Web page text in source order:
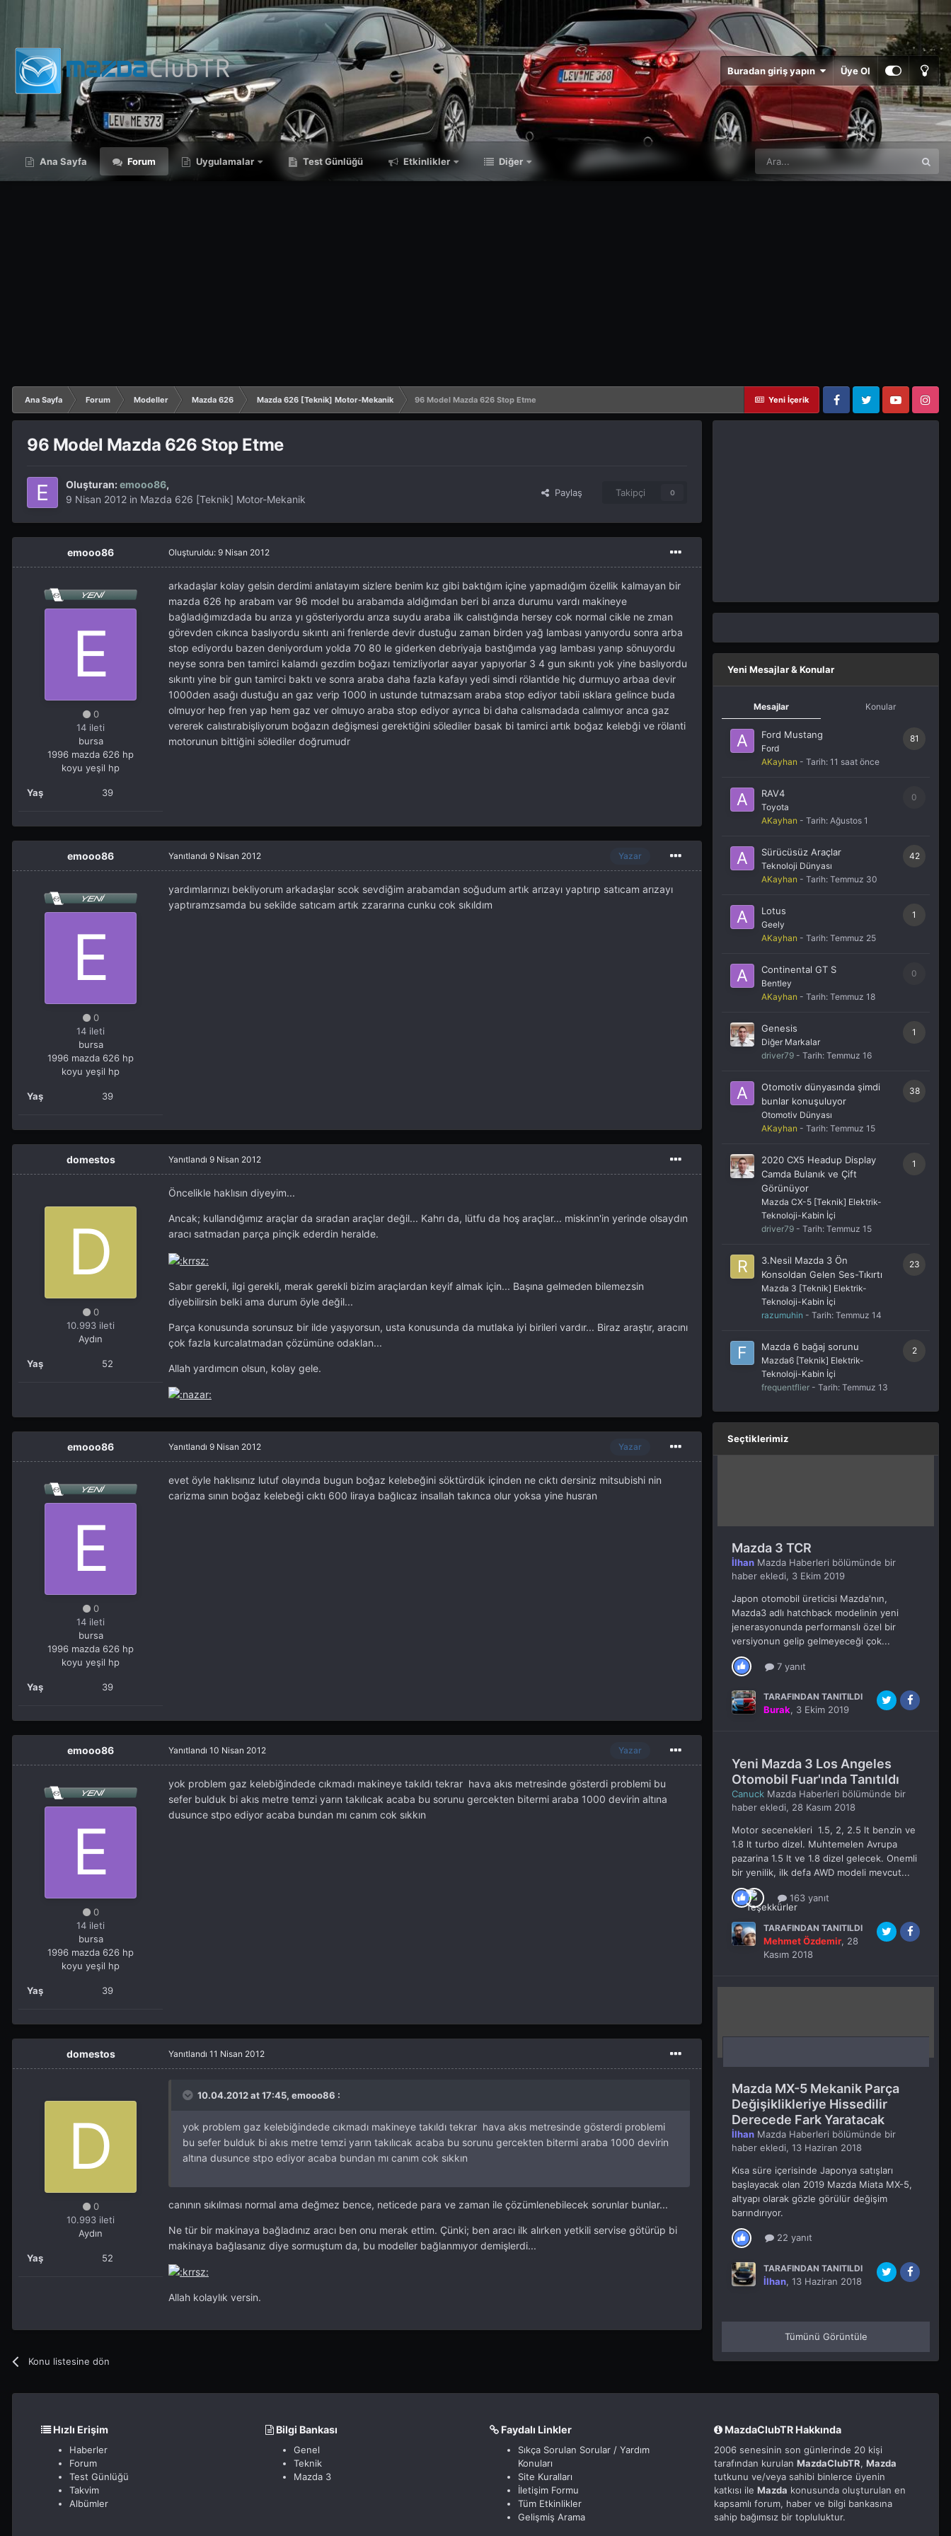
Buradan giriş yapın Üye Ol
Ana Sayfa Forum Uygulamalar Test Günlüğü Etkinlikler Diğer
Yeni İçerik
Ana Sayfa Forum Modeller Mazda 626 Mazda 626 [Teknik] Motor-Mekanik
96 Model Mazda 626 Stop Etme
FacebookTwitter YouTube Instagram
96 Model Mazda 626 Stop Etme
Oluşturan:emooo86,
9 Nisan 2012 in Mazda 626 [Teknik] Motor-Mekanik
Paylaş Takipçi 0
emooo86
0
14 ileti
bursa
1996 mazda 626 hp
koyu yeşil hp
Yaş 39
Oluşturuldu: 9 Nisan 2012
arkadaşlar kolay gelsin derdimi anlatayım sizlere benim kız gibi baktığım içine yapmadığım özellik kalmayan bir
mazda 626 hp arabam var 96 model bu arabamda aldığımdan beri bi arıza durumu vardı makineye
bağladığımızdada bu arıza yı gösteriyordu arıza suydu araba ilk calıstığında hersey cok normal cikle ne zman
görevden cıkınca baslıyordu sıkıntı ani frenlerde devir dustuğu zaman birden yağ lambası yanıyordu sonra arba
stop ediyordu bazen deniyordum yolda 70 80 le giderken debriyaja bastığımda yag lambası yanıp sönuyordu
neyse sonra ben tamirci kalamdı gezdim boğazı temizliyorlar aayar yapıyorlar 3 4 gun sıkıntı yok yine baslıyordu
sıkıntı yine bir gun tamirci baktı ve sonra araba daha fazla kafayı yedi simdi rölantide hiç durmuyo arbaa devir
1000den asağı dustuğu an gaz verip 1000 in ustunde tutmazsam araba stop ediyor tabii ısklara gelince buda
olmuyor hep fren yap hem gaz ver olmuyo araba stop ediyor ayrıca bi daha calısmadada calımıyor anca gaz
vererek calıstırabişliyorum boğazın değişmesi gerektiğini sölediler basak bi tamirci artık boğaz kelebği ve rölanti
motorunun bittiğini sölediler doğrumudr
emooo86
0
14 ileti
bursa
1996 mazda 626 hp
koyu yeşil hp
Yaş 39
Yazar
Yanıtlandı 9 Nisan 2012
yardımlarınızı bekliyorum arkadaşlar scok sevdiğim arabamdan soğudum artık arızayı yaptırıp satıcam arızayı
yaptıramzsamda bu sekilde satıcam artık zzararına cunku cok sıkıldım
domestos
0
10.993 ileti
Aydın
Yaş 52
Yanıtlandı 9 Nisan 2012
Öncelikle haklısın diyeyim...
Ancak; kullandığımız araçlar da sıradan araçlar değil... Kahrı da, lütfu da hoş araçlar... miskinn'in yerinde olsaydın
aracı satmadan parça pinçik ederdin heralde.
Sabır gerekli, ilgi gerekli, merak gerekli bizim araçlardan keyif almak için... Başına gelmeden bilemezsin
diyebilirsin belki ama durum öyle değil...
Parça konusunda sorunsuz bir ilde yaşıyorsun, usta konusunda da mutlaka iyi birileri vardır... Biraz araştır, aracını
çok fazla kurcalatmadan çözümüne odaklan...
Allah yardımcın olsun, kolay gele.
emooo86
0
14 ileti
bursa
1996 mazda 626 hp
koyu yeşil hp
Yaş 39
Yazar
Yanıtlandı 9 Nisan 2012
evet öyle haklısınız lutuf olayında bugun boğaz kelebeğini söktürdük içinden ne cıktı dersiniz mitsubishi nin
carizma sının boğaz kelebeği cıktı 600 liraya bağlıcaz insallah takınca olur yoksa yine husran
emooo86
0
14 ileti
bursa
1996 mazda 626 hp
koyu yeşil hp
Yaş 39
Yazar
Yanıtlandı 10 Nisan 2012
yok problem gaz kelebiğindede cıkmadı makineye takıldı tekrar hava akıs metresinde gösterdi problemi bu
sefer bulduk bi akıs metre temzi yarın takılıcak acaba bu sorunu gercekten bitermi araba 1000 devirin altına
dusunce stpo ediyor acaba bundan mı canım cok sıkkın
domestos
0
10.993 ileti
Aydın
Yaş 52
Yanıtlandı 11 Nisan 2012
10.04.2012 at 17:45, emooo86 :
yok problem gaz kelebiğindede cıkmadı makineye takıldı tekrar hava akıs metresinde gösterdi problemi
bu sefer bulduk bi akıs metre temzi yarın takılıcak acaba bu sorunu gercekten bitermi araba 1000 devirin
altına dusunce stpo ediyor acaba bundan mı canım cok sıkkın
canının sıkılması normal ama değmez bence, neticede para ve zaman ile çözümlenebilecek sorunlar bunlar...
Ne tür bir makinaya bağladınız aracı ben onu merak ettim. Çünki; ben aracı ilk alırken yetkili servise götürüp bi
makinaya bağlasanız diye sormuştum da, bu modeller bağlanmıyor demişlerdi...
Allah kolaylık versin.
Konu listesine dön
Yeni Mesajlar & Konular
Mesajlar Konular
81
Ford Mustang
Ford
AKayhan - Tarih: 11 saat önce
0
RAV4
Toyota
AKayhan - Tarih: Ağustos 1
42
Sürücüsüz Araçlar
Teknoloji Dünyası
AKayhan - Tarih: Temmuz 30
1
Lotus
Geely
AKayhan - Tarih: Temmuz 25
0
Continental GT S
Bentley
AKayhan - Tarih: Temmuz 18
1
Genesis
Diğer Markalar
driver79 - Tarih: Temmuz 16
38
Otomotiv dünyasında şimdi
bunlar konuşuluyor
Otomotiv Dünyası
AKayhan - Tarih: Temmuz 15
1
2020 CX5 Headup Display
Camda Bulanık ve Çift
Görünüyor
Mazda CX-5 [Teknik] Elektrik-
Teknoloji-Kabin İçi
driver79 - Tarih: Temmuz 15
23
3.Nesil Mazda 3 Ön
Konsoldan Gelen Ses-Tıkırtı
Mazda 3 [Teknik] Elektrik-
Teknoloji-Kabin İçi
razumuhin - Tarih: Temmuz 14
2
Mazda 6 bağaj sorunu
Mazda6 [Teknik] Elektrik-
Teknoloji-Kabin İçi
frequentflier - Tarih: Temmuz 13
Seçtiklerimiz
Mazda 3 TCR
İlhan Mazda Haberleri bölümünde bir
haber ekledi, 3 Ekim 2019
Japon otomobil üreticisi Mazda'nın,
Mazda3 adlı hatchback modelinin yeni
jenerasyonunda performanslı özel bir
versiyonun gelip gelmeyeceği çok...
7 yanıt
TARAFINDAN TANITILDI
Burak, 3 Ekim 2019
Yeni Mazda 3 Los Angeles
Otomobil Fuar'ında Tanıtıldı
Canuck Mazda Haberleri bölümünde bir
haber ekledi, 28 Kasım 2018
Motor secenekleri 1.5, 2, 2.5 lt benzin ve
1.8 lt turbo dizel. Muhtemelen Avrupa
pazarina 1.5 lt ve 1.8 dizel gelecek. Onemli
bir yenilik, ilk defa AWD modeli mevcut...
163 yanıt
TARAFINDAN TANITILDI
Mehmet Özdemir, 28
Kasım 2018
Mazda MX-5 Mekanik Parça
Değişiklikleriye Hissedilir
Derecede Fark Yaratacak
İlhan Mazda Haberleri bölümünde bir
haber ekledi, 13 Haziran 2018
Kısa süre içerisinde Japonya satışları
başlayacak olan 2019 Mazda Miata MX-5,
altyapı olarak gözle görülür değişim
barındırıyor.
22 yanıt
TARAFINDAN TANITILDI
İlhan, 13 Haziran 2018
Tümünü Görüntüle
Hızlı Erişim
Haberler
Forum
Test Günlüğü
Takvim
Albümler
Bilgi Bankası
Genel
Teknik
Mazda 3
Faydalı Linkler
Sıkça Sorulan Sorular / Yardım
Konuları
Site Kuralları
İletişim Formu
Tüm Etkinlikler
Gelişmiş Arama
MazdaClubTR Hakkında
2006 senesinin son günlerinde 20 kişi
tarafından kurulan MazdaClubTR, Mazda
tutkunu ve/veya sahibi binlerce üyenin
katkısı ile Mazda konusunda oluşturulan en
kapsamlı forum, haber ve bilgi bankasına
sahip bağımsız bir topluluktur.